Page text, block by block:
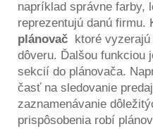
napríklad správne farby,
reprezentujú danú firmu.
plánovač ktoré
dôveru. Ďalšou funkciou
sekcií do plánovača.
časť na sledovanie
zaznamenávanie
prispôsobenia robí